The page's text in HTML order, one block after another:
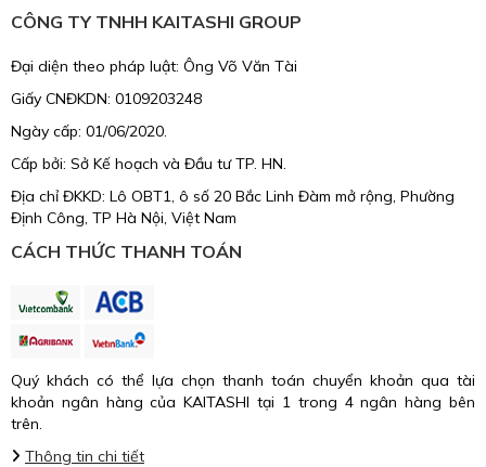
CÔNG TY TNHH KAITASHI GROUP
Đại diện theo pháp luật: Ông Võ Văn Tài
Giấy CNĐKDN: 0109203248
Ngày cấp: 01/06/2020.
Cấp bởi: Sở Kế hoạch và Đầu tư TP. HN.
Địa chỉ ĐKKD: Lô OBT1, ô số 20 Bắc Linh Đàm mở rộng, Phường
Định Công, TP Hà Nội, Việt Nam
CÁCH THỨC THANH TOÁN
Quý khách có thể lựa chọn thanh toán chuyển khoản qua tài
khoản ngân hàng của KAITASHI tại 1 trong 4 ngân hàng bên
trên.
Thông tin chi tiết